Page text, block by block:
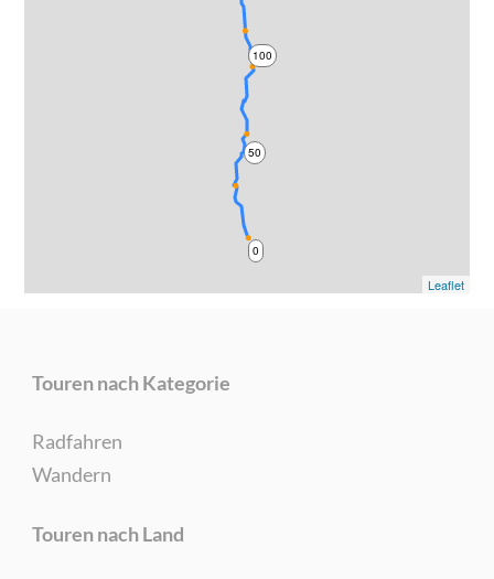
0
50
100
Leaflet
Touren nach Kategorie
Radfahren
Wandern
Touren nach Land